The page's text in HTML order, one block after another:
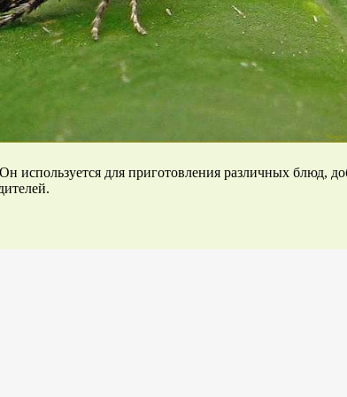
для приготовления различных блюд,